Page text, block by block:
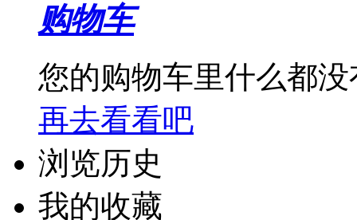
购物车
您的购物车里什么都没
再去看看吧
浏览历史
我的收藏